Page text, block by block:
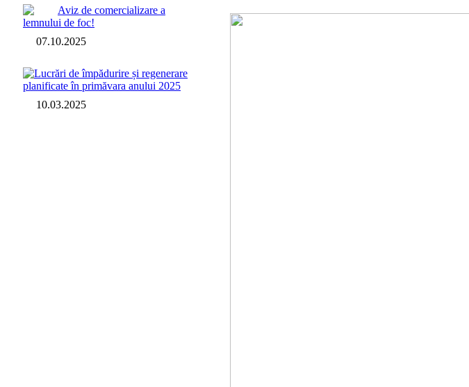
Aviz de comercializare a
lemnului de foc!
07.10.2025
Lucrări de împădurire și regenerare
planificate în primăvara anului 2025
10.03.2025